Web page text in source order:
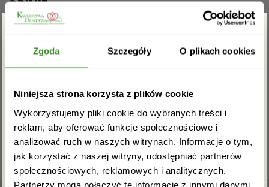
Zgoda Szczegóły O plikach cookies
Niniejsza strona korzysta z plików cookie
Wykorzystujemy pliki cookie do wybranych treści i
reklam, aby oferować funkcje społecznościowe i
analizować ruch w naszych witrynach. Informacje o tym,
jak korzystać z naszej witryny, udostępniać partnerów
społecznościowych, reklamowych i analitycznych.
Partnerzy mogą połączyć te informacje z innymi danymi
OPINIE
Na razie nie ma opinii o produkcie.
Musisz sięzalogować, aby dodać opinię.
Zgarnij rabat -5%
Zapisz się do newslettera i zgarnij
rabat na pierwsze zakupy!